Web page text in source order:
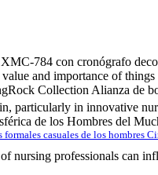
784 con cronógrafo
​​and importance of
Collection Alianza de
particularly in innovative
de los Hombres del
casuales de los hombres
nursing professionals can